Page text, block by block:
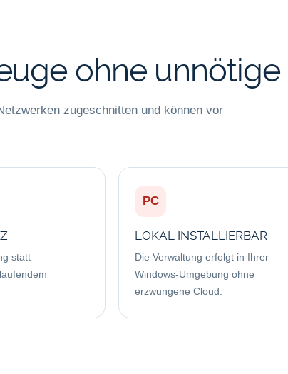
ohne
zugeschnitten und können vor
statt
PC
LOKAL INSTALLIERBAR
Die Verwaltung erfolgt in Ihrer
Windows-Umgebung ohne
erzwungene Cloud.